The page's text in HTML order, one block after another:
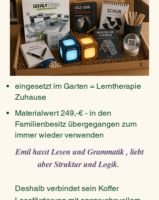
eingesetzt im Garten = Lerntherapie
Zuhause
Materialwert 249,-€ - in den
Familienbesitz übergegangen zum
immer wieder verwenden
Emil hasst Lesen und Grammatik , liebt
aber Struktur und Logik.
Deshalb verbindet sein Koffer